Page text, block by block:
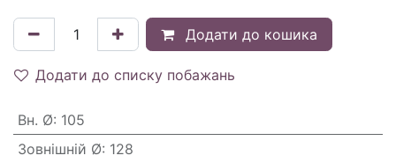
Додати до кошика
Додати до списку побажань
Вн. Ø: 105
Зовнішній Ø: 128